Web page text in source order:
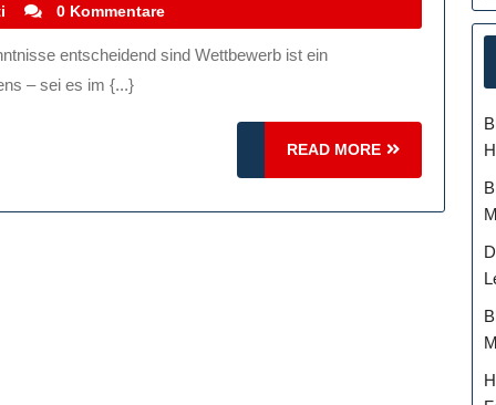
stefanocoletti
0 Kommentare
– sei es im {...}
READ MORE
READ
MORE